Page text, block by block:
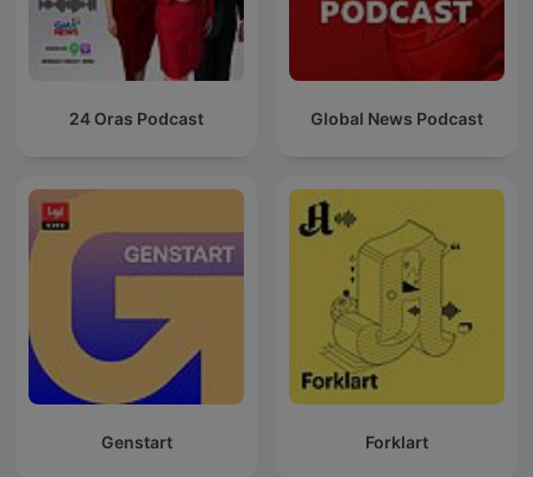
24 Oras Podcast Global News Podcast
Genstart Forklart